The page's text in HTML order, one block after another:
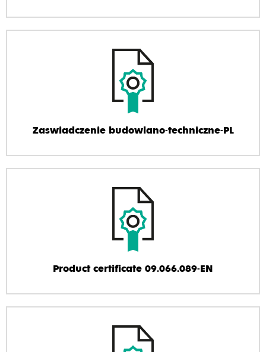
Zaswiadczenie budowlano-techniczne-PL
Product certificate 09.066.089-EN